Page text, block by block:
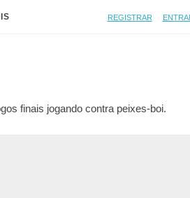
Registrar
finais jogando contra peixes-boi.